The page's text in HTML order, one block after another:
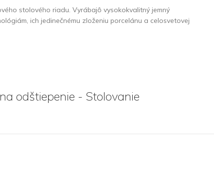
stolového riadu. Vyrábajô vysokokvalitný jemný
ich jedinečnému zloženiu porcelánu a celosvetovej
odštiepenie - Stolovanie